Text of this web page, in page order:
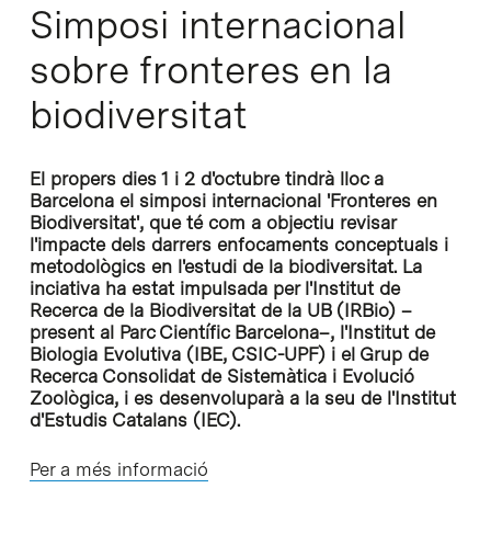
Simposi internacional
sobre fronteres en la
biodiversitat
El propers dies 1 i 2 d'octubre tindrà lloc a
Barcelona el simposi internacional 'Fronteres en
Biodiversitat', que té com a objectiu revisar
l'impacte dels darrers enfocaments conceptuals i
metodològics en l'estudi de la biodiversitat. La
inciativa ha estat impulsada per l'Institut de
Recerca de la Biodiversitat de la UB (IRBio) –
present al Parc Científic Barcelona–, l'Institut de
Biologia Evolutiva (IBE, CSIC-UPF) i el Grup de
Recerca Consolidat de Sistemàtica i Evolució
Zoològica, i es desenvoluparà a la seu de l'Institut
d'Estudis Catalans (IEC).
Per a més informació